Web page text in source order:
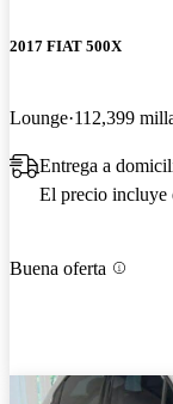
2017 FIAT 500X
Lounge 112,399
Entrega a
El precio incluye
Buena oferta